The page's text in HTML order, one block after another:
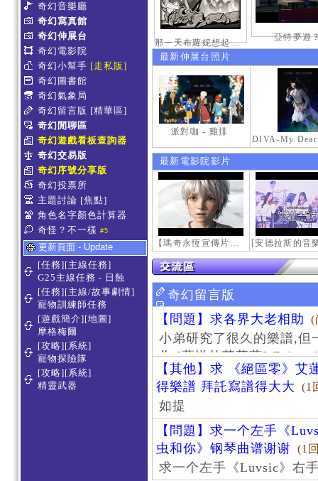
奇幻音樂廳
奇幻寫真館
奇幻伸展台
奇幻電影院
奇幻小幫手 [走私販]
奇幻圖書館
奇幻氣象局
奇幻留言版 [精華區]
奇幻閒聊區
奇幻遊戲看板查詢器
奇幻交易版
奇幻序號分享版
奇幻投票所
主題討論 [焦點]
角色名字顏色計算器
奇怪？不一樣 #5
更新頁面 - Update
[任務][主線任務]
G25主線任務 - 日蝕
[任務][主線/故事劇情]
寵物訓練師任務
[遊戲簡介][地圖]
摩格梅爾
[攻略][系統]
寵物探險隊
[攻略][系統]
精靈武器
那一天布蘿妮想起老佛的奶油手
亞特夢遊
最新伸展台照片
派對咖 - 雞排
最新電影院影片
【瑪奇永恆宣傳片】最初的感動
奇幻留言版
【問題】求各界大老相助
(
小弟研究了很久的樂譜,但
作 [葬送的芙莉蓮]-
【其他】求 《絕區零》艾
得樂譜 拜託寫譜得大大
(1
如提
【問題】求一个左手《
虫和你》钢琴曲谱谢谢 (1
求一个左手《Luvsic》右